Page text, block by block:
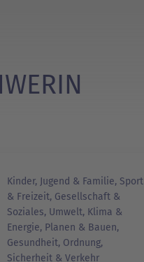
Kinder, Jugend & Familie, Sport
& Freizeit, Gesellschaft &
Soziales, Umwelt, Klima &
Energie, Planen & Bauen,
Gesundheit, Ordnung,
Sicherheit & Verkehr